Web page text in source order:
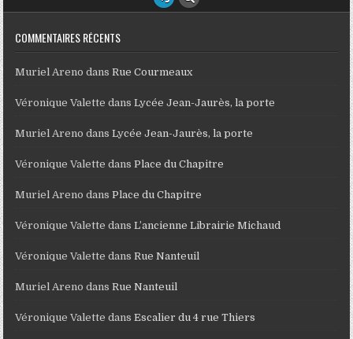
COMMENTAIRES RÉCENTS
Muriel Areno dansRue Courmeaux
Véronique Valette dansLycée Jean-Jaurès, la porte
Muriel Areno dansLycée Jean-Jaurès, la porte
Véronique Valette dansPlace du Chapitre
Muriel Areno dansPlace du Chapitre
Véronique Valette dansL’ancienne Librairie Michaud
Véronique Valette dansRue Nanteuil
Muriel Areno dansRue Nanteuil
Véronique Valette dansEscalier du 4 rue Thiers